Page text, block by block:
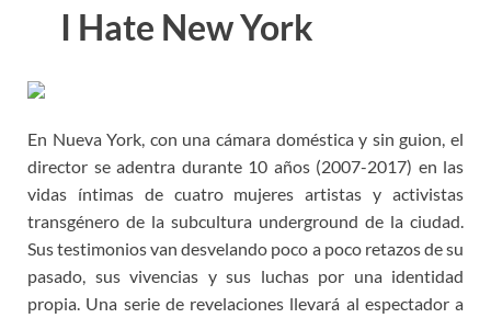
I Hate New York
En Nueva York, con una cámara doméstica y sin guion, el
director se adentra durante 10 años (2007-2017) en las
vidas íntimas de cuatro mujeres artistas y activistas
transgénero de la subcultura underground de la ciudad.
Sus testimonios van desvelando poco a poco retazos de su
pasado, sus vivencias y sus luchas por una identidad
propia. Una serie de revelaciones llevará al espectador a